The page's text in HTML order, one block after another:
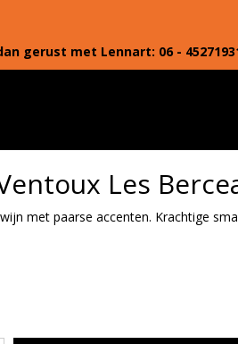
gerust met Lennart: 06 -
Les
met paarse accenten. Krachtige